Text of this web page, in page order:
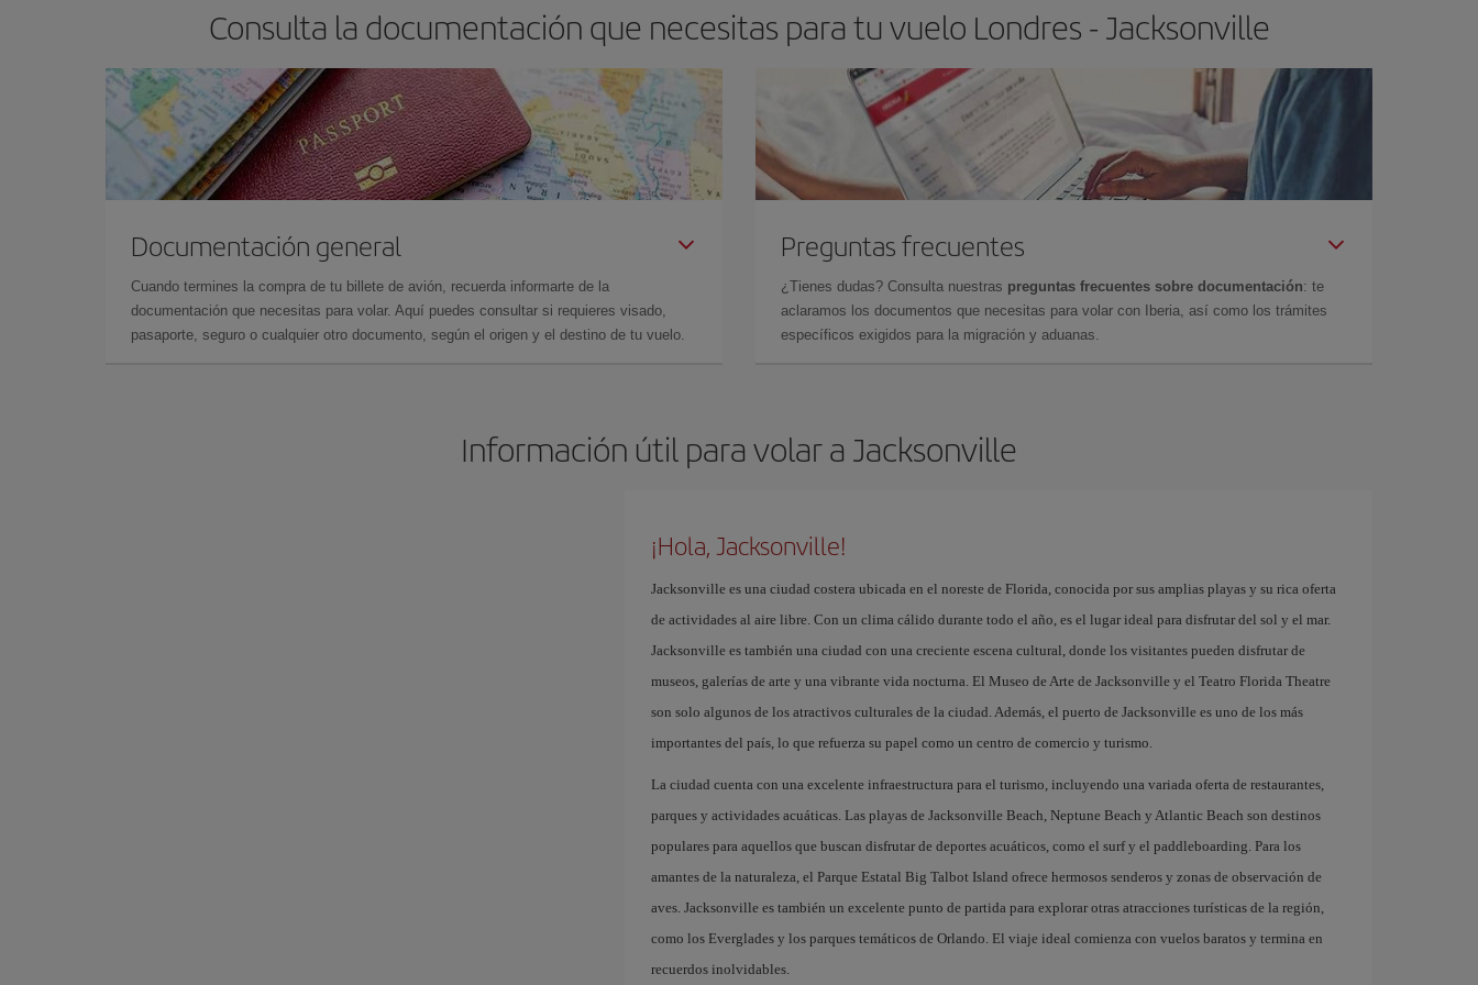
Consulta la documentación que necesitas para tu vuelo Londres - Jacksonville
Documentación general
Cuando termines la compra de tu billete de avión, recuerda informarte de la
documentación que necesitas para volar. Aquí puedes consultar si requieres visado,
pasaporte, seguro o cualquier otro documento, según el origen y el destino de tu vuelo.
Preguntas frecuentes
¿Tienes dudas? Consulta nuestras preguntas frecuentes sobre documentación: te
aclaramos los documentos que necesitas para volar con Iberia, así como los trámites
específicos exigidos para la migración y aduanas.
Información útil para volar a Jacksonville
¡Hola, Jacksonville!
Jacksonville es una ciudad costera ubicada en el noreste de Florida, conocida por sus amplias playas y su rica oferta
de actividades al aire libre. Con un clima cálido durante todo el año, es el lugar ideal para disfrutar del sol y el mar.
Jacksonville es también una ciudad con una creciente escena cultural, donde los visitantes pueden disfrutar de
museos, galerías de arte y una vibrante vida nocturna. El Museo de Arte de Jacksonville y el Teatro Florida Theatre
son solo algunos de los atractivos culturales de la ciudad. Además, el puerto de Jacksonville es uno de los más
importantes del país, lo que refuerza su papel como un centro de comercio y turismo.
La ciudad cuenta con una excelente infraestructura para el turismo, incluyendo una variada oferta de restaurantes,
parques y actividades acuáticas. Las playas de Jacksonville Beach, Neptune Beach y Atlantic Beach son destinos
populares para aquellos que buscan disfrutar de deportes acuáticos, como el surf y el paddleboarding. Para los
amantes de la naturaleza, el Parque Estatal Big Talbot Island ofrece hermosos senderos y zonas de observación de
aves. Jacksonville es también un excelente punto de partida para explorar otras atracciones turísticas de la región,
como los Everglades y los parques temáticos de Orlando. El viaje ideal comienza con vuelos baratos y termina en
recuerdos inolvidables.